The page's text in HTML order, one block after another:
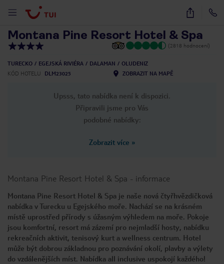
31
Montana Pine Resort Hotel & Spa
(2818 hodnocení)
TURECKO EGEJSKÁ RIVIÉRA DALAMAN
OLUDENIZ
KÓD HOTELU
DLM23025 ZOBRAZIT NA MAPĚ
Upsss, tato nabídka není k dispozici.
Připravili jsme pro Vás
podobné nabídky:
Zobrazit více »
Montana Pine Resort Hotel & Spa - informace
Montana Pine Resort Hotel & Spa je naše nová čtyřhvězdičková
nabídka v Turecku u Egejského moře. Nachází se na krásném
místě uprostřed přírody s úžasným výhledem na moře. Pokoje
jsou komfortní, resort má zázemí pro nejmladší hosty, nabídku
rekreačních aktivit, tenisový kurt a wellness centrum. Hotel
může být dobrou základnou pro poznávání okolí, plavby a výlety
do vzdálenějších míst. Nabídka all inclusive uspokojí každého!